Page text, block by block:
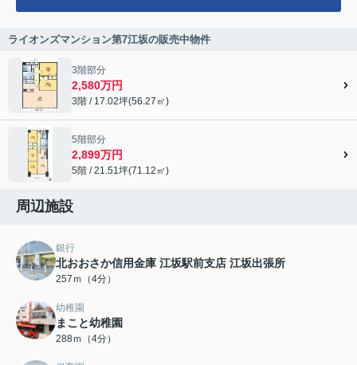
ライオンズマンション第7江坂の販売中物件
3階部分
2,580万円
3階 / 17.02坪(56.27㎡)
5階部分
2,899万円
5階 / 21.51坪(71.12㎡)
周辺施設
銀行
北おおさか信用金庫 江坂駅前支店 江坂出張所
257ｍ（4分）
幼稚園
まこと幼稚園
288ｍ（4分）